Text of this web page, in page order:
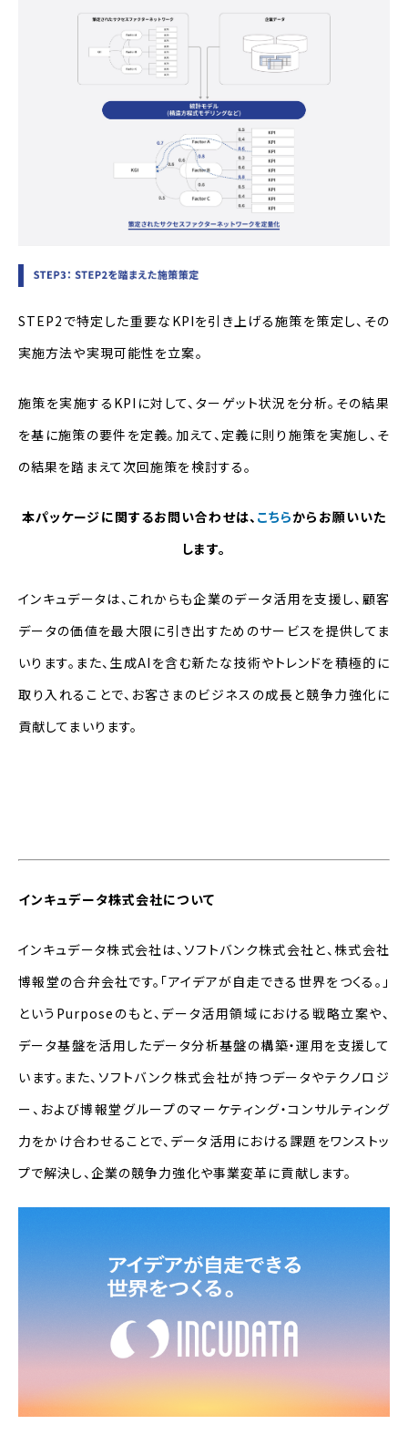
STEP2で特定した重要な KPIを引き上げる施策を策定し、その
実施方法や実現可能性を立案。
施策を実施する KPI に対して、ターゲット状況を分析。その結果
を基に施策の要件を定義。加えて、定義に則り施策を実施し、そ
の結果を踏まえて次回施策を検討する。
本パッケージに関するお問い合わせは、 こちらからお願いいた
します。
インキュデータは、これからも企業のデータ活用を支援し、顧客
データの価値を最大限に引き出すためのサービスを提供してま
いります。また、生成AI を含む新たな技術やトレンドを積極的に
取り入れることで、お客さまのビジネスの成長と競争力強化に
貢献してまいります。
インキュデータ株式会社について
インキュデータ株式会社は、ソフトバンク株式会社と、株式会社
博報堂の合弁会社です。「アイデアが自走できる世界をつくる。」
というPurposeのもと、データ活用領域における戦略立案や、
データ基盤を活用したデータ分析基盤の構築・運用を支援して
います。また、ソフトバンク株式会社が持つデータやテクノロジ
ー、および博報堂グループのマーケティング・コンサルティング
力をかけ合わせることで、データ活用における課題をワンストッ
プで解決し、企業の競争力強化や事業変革に貢献します。